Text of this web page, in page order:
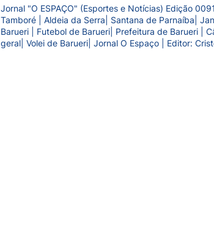
Jornal "O ESPAÇO" (Esportes e Notícias) Edição
Tamboré | Aldeia da Serra| Santana de Parnaíba|
Barueri | Futebol de Barueri| Prefeitura de Barueri |
geral| Volei de Barueri| Jornal O Espaço | Editor: